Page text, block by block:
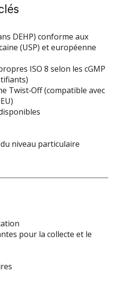
DEHP) conforme aux
(USP) et européenne
ISO 8 selon les cGMP
Twist‑Off (compatible avec
niveau particulaire
pour la collecte et le